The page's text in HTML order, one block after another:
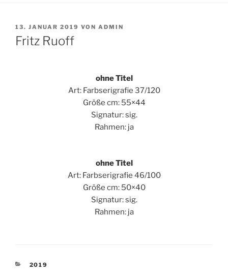
VERÖFFENTLICHT
AM
13. JANUAR 2019 VON ADMIN
Fritz Ruoff
ohne Titel
Art: Farbserigrafie 37/120
Größe cm: 55×44
Signatur: sig.
Rahmen: ja
ohne Titel
Art: Farbserigrafie 46/100
Größe cm: 50×40
Signatur: sig.
Rahmen: ja
KATEGORIEN
2019